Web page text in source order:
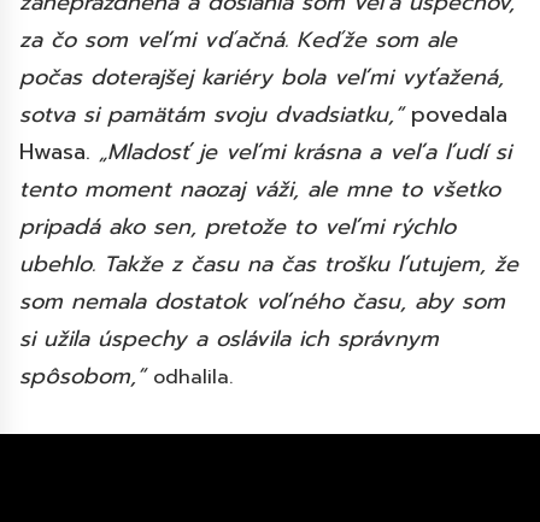
za čo som veľmi vďačná. Keďže som ale
počas doterajšej kariéry bola veľmi vyťažená,
sotva si pamätám svoju dvadsiatku,“povedala
Hwasa. „Mladosť je veľmi krásna a veľa ľudí si
tento moment naozaj váži, ale mne to všetko
pripadá ako sen, pretože to veľmi rýchlo
ubehlo. Takže z času na čas trošku ľutujem, že
som nemala dostatok voľného času, aby som
si užila úspechy a oslávila ich správnym
spôsobom,“ odhalila.